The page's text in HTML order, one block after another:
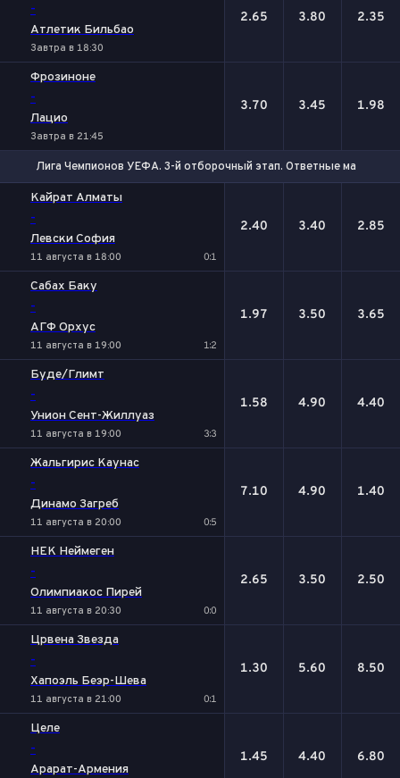
-
Атлетик Бильбао
Завтра в 18:30
2.65 3.80 2.35
Фрозиноне
-
Лацио
Завтра в 21:45
3.70 3.45 1.98
Лига Чемпионов УЕФА. 3-й отборочный этап. Ответные матчи
Кайрат Алматы
-
Левски София
11 августа в 18:00 0:1
2.40 3.40 2.85
Сабах Баку
-
АГФ Орхус
11 августа в 19:00 1:2
1.97 3.50 3.65
Буде/Глимт
-
Унион Сент-Жиллуаз
11 августа в 19:00 3:3
1.58 4.90 4.40
Жальгирис Каунас
-
Динамо Загреб
11 августа в 20:00 0:5
7.10 4.90 1.40
НЕК Неймеген
-
Олимпиакос Пирей
11 августа в 20:30 0:0
2.65 3.50 2.50
Црвена Звезда
-
Хапоэль Беэр-Шева
11 августа в 21:00 0:1
1.30 5.60 8.50
Целе
-
Арарат-Армения
1.45 4.40 6.80